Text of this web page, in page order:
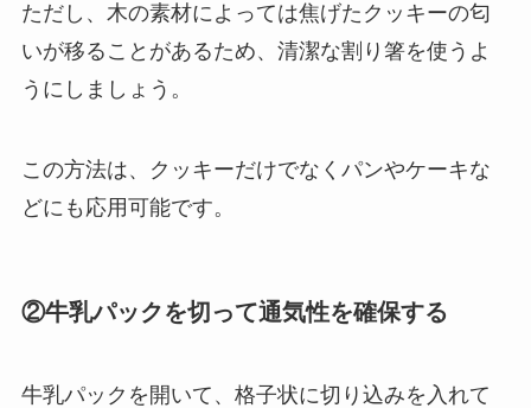
ただし、木の素材によっては焦げたクッキーの匂
いが移ることがあるため、清潔な割り箸を使うよ
うにしましょう。
この方法は、クッキーだけでなくパンやケーキな
どにも応用可能です。
②牛乳パックを切って通気性を確保する
牛乳パックを開いて、格子状に切り込みを入れて